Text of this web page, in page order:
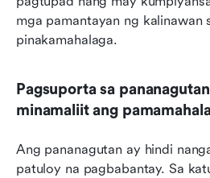
mga pamantayan ng kalinawan
pinakamahalaga.
Pagsuporta sa
minamaliit ang
Ang pananagutan ay hindi
patuloy na pagbabantay. Sa